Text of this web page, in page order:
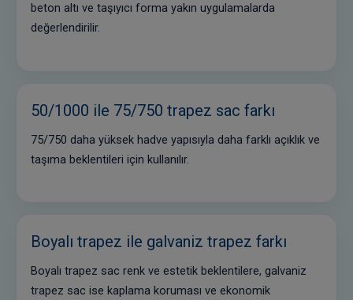
beton altı ve taşıyıcı forma yakın uygulamalarda
değerlendirilir.
50/1000 ile 75/750 trapez sac farkı
75/750 daha yüksek hadve yapısıyla daha farklı açıklık ve
taşıma beklentileri için kullanılır.
Boyalı trapez ile galvaniz trapez farkı
Boyalı trapez sac renk ve estetik beklentilere, galvaniz
trapez sac ise kaplama koruması ve ekonomik